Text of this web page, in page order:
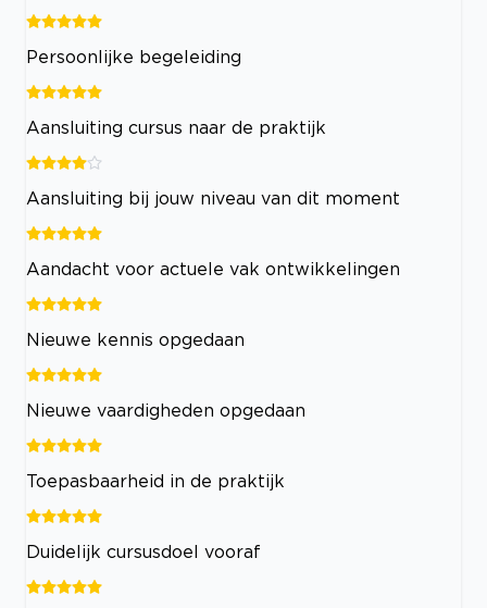
Persoonlijke begeleiding
Aansluiting cursus naar de praktijk
Aansluiting bij jouw niveau van dit moment
Aandacht voor actuele vak ontwikkelingen
Nieuwe kennis opgedaan
Nieuwe vaardigheden opgedaan
Toepasbaarheid in de praktijk
Duidelijk cursusdoel vooraf